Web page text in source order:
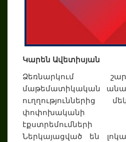
Կարեն Ավետիսյան
Ձեռնարկում
մաթեմատիկական
փոփոխականի
էքստրեմումների
Ներկայացված են